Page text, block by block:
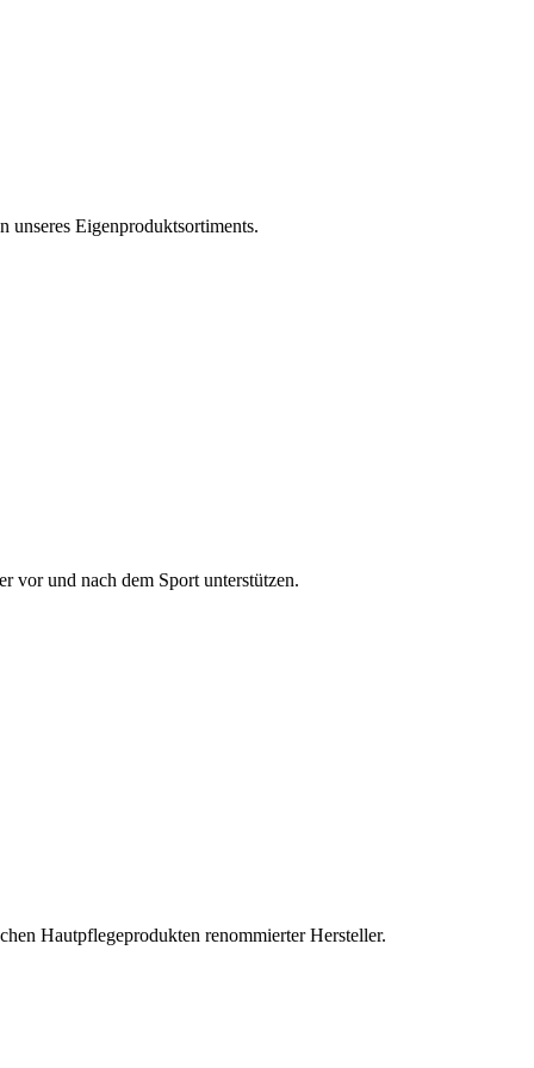
Eigenproduktsortiments.
vor und nach dem Sport unterstützen.
Hautpflegeprodukten renommierter Hersteller.